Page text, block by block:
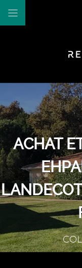
ACHAT